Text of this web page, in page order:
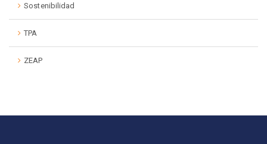
Sostenibilidad
TPA
ZEAP